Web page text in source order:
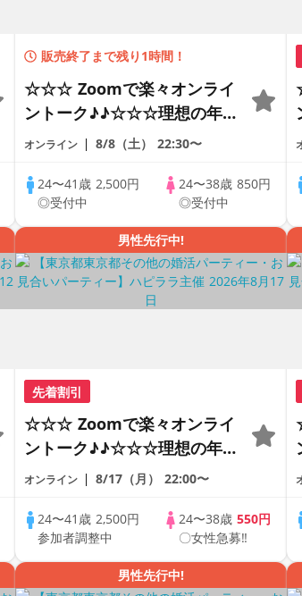
販売終了まで残り1時間！
☆☆☆ Zoomで楽々オンライ
ントーク♪♪☆☆☆理想の年の
差♪♪ そろそろ・・・素敵な
アルなオンライン婚活☆全国
の方が対象☆司会進行あり♪♪
オンライン 8/8（土） 22:30〜
24〜41歳 2,500円
◎受付中
24〜38歳850円
◎受付中
男性先行中!
先着割引
☆☆☆ Zoomで楽々オンライ
ントーク♪♪☆☆☆理想の年の
差♪♪ そろそろ・・・素敵な
アルなオンライン婚活☆全国
の方が対象☆司会進行あり♪♪
オンライン 8/17（月） 22:00〜
24〜41歳 2,500円
参加者調整中
24〜38歳550円
〇女性急募‼
男性先行中!